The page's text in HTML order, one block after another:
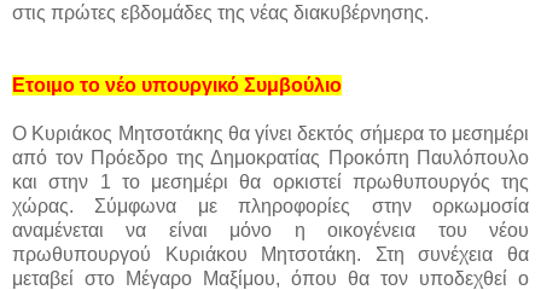
στις πρώτες εβδομάδες της νέας διακυβέρνησης.
Ετοιμο το νέο υπουργικό Συμβούλιο
Ο Κυριάκος Μητσοτάκης θα γίνει δεκτός σήμερα το μεσημέρι
από τον Πρόεδρο της Δημοκρατίας Προκόπη Παυλόπουλο
και στην 1 το μεσημέρι θα ορκιστεί πρωθυπουργός της
χώρας. Σύμφωνα με πληροφορίες στην ορκωμοσία
αναμένεται να είναι μόνο η οικογένεια του νέου
πρωθυπουργού Κυριάκου Μητσοτάκη. Στη συνέχεια θα
μεταβεί στο Μέγαρο Μαξίμου, όπου θα τον υποδεχθεί ο